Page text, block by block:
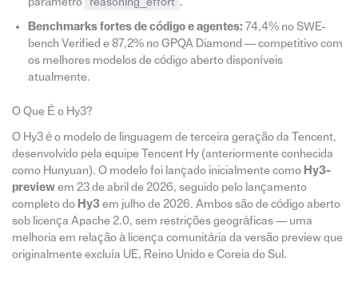
Benchmarks fortes de código e agentes: 74,4% no SWE-
bench Verified e 87,2% no GPQA Diamond — competitivo com
os melhores modelos de código aberto disponíveis
atualmente.
O Que É o Hy3?
O Hy3 é o modelo de linguagem de terceira geração da Tencent,
desenvolvido pela equipe Tencent Hy (anteriormente conhecida
como Hunyuan). O modelo foi lançado inicialmente como Hy3-
previewem 23 de abril de 2026, seguido pelo lançamento
completo do Hy3em julho de 2026. Ambos são de código aberto
sob licença Apache 2.0, sem restrições geográficas — uma
melhoria em relação à licença comunitária da versão preview que
originalmente excluía UE, Reino Unido e Coreia do Sul.